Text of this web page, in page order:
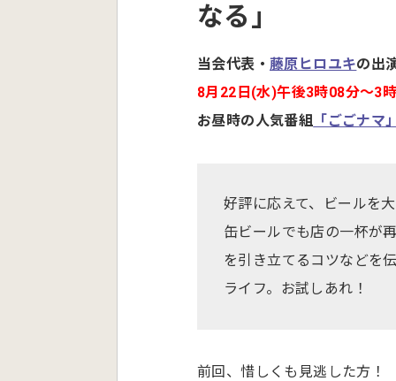
なる」
当会代表・ 藤原ヒロユキの出
8月22日(水)午後3時08分〜3
お昼時の人気番組 「ごごナマ
好評に応えて、ビールを
缶ビールでも店の一杯が
を引き立てるコツなどを
ライフ。お試しあれ！
前回、惜しくも見逃した方！